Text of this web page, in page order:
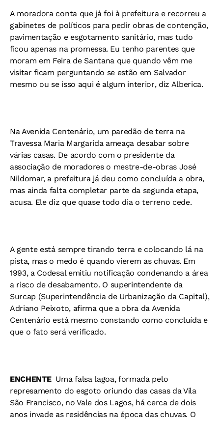
A moradora conta que já foi à prefeitura e recorreu a
gabinetes de políticos para pedir obras de contenção,
pavimentação e esgotamento sanitário, mas tudo
ficou apenas na promessa. Eu tenho parentes que
moram em Feira de Santana que quando vêm me
visitar ficam perguntando se estão em Salvador
mesmo ou se isso aqui é algum interior, diz Alberica.
Na Avenida Centenário, um paredão de terra na
Travessa Maria Margarida ameaça desabar sobre
várias casas. De acordo com o presidente da
associação de moradores o mestre-de-obras José
Nildomar, a prefeitura já deu como concluída a obra,
mas ainda falta completar parte da segunda etapa,
acusa. Ele diz que quase todo dia o terreno cede.
A gente está sempre tirando terra e colocando lá na
pista, mas o medo é quando vierem as chuvas. Em
1993, a Codesal emitiu notificação condenando a área
a risco de desabamento. O superintendente da
Surcap (Superintendência de Urbanização da Capital),
Adriano Peixoto, afirma que a obra da Avenida
Centenário está mesmo constando como concluída e
que o fato será verificado.
ENCHENTE  Uma falsa lagoa, formada pelo
represamento do esgoto oriundo das casas da Vila
São Francisco, no Vale dos Lagos, há cerca de dois
anos invade as residências na época das chuvas. O